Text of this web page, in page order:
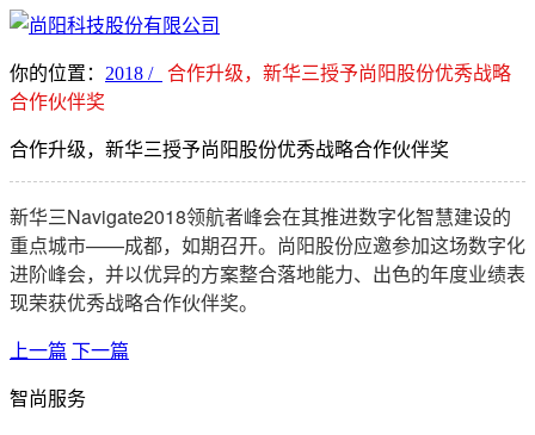
你的位置： 2018 /
合作升级，新华三授予尚阳股份优秀战略
合作伙伴奖
合作升级，新华三授予尚阳股份优秀战略合作伙伴奖
新华三Navigate2018领航者峰会在其推进数字化智慧建设的
重点城市——成都，如期召开。尚阳股份应邀参加这场数字化
进阶峰会，并以优异的方案整合落地能力、出色的年度业绩表
现荣获优秀战略合作伙伴奖。
上一篇 下一篇
智尚服务